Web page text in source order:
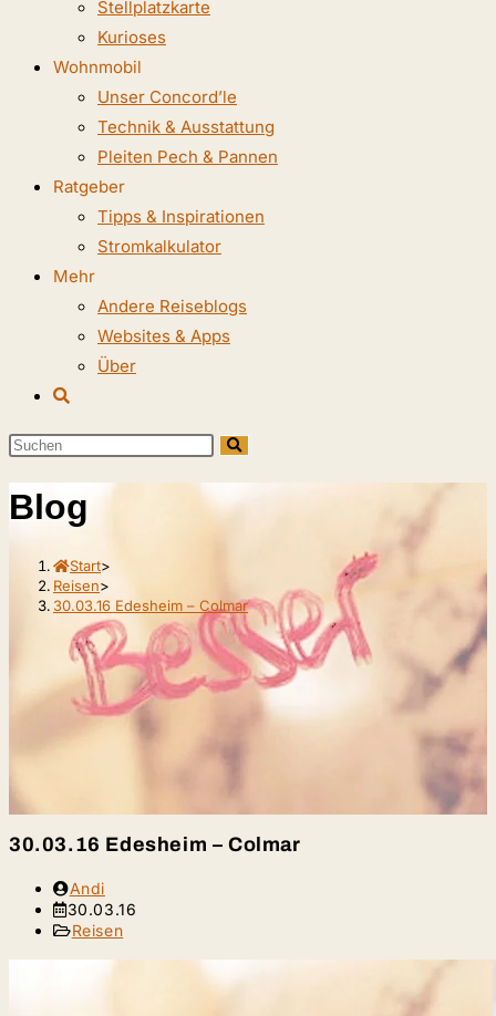
Stellplatzkarte
Kurioses
Wohnmobil
Unser Concord’le
Technik & Ausstattung
Pleiten Pech & Pannen
Ratgeber
Tipps & Inspirationen
Stromkalkulator
Mehr
Andere Reiseblogs
Websites & Apps
Über
Website-
umschalten
Diese
durchsuchen
Blog
Start>
Reisen>
30.03.16 Edesheim – Colmar
30.03.16 Edesheim – Colmar
Beitrags-
Autor:
Andi
Beitrag
veröffentlicht:
30.03.16
Beitrags-
Reisen